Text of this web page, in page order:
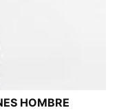
HOMBRE